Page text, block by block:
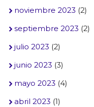
noviembre 2023 (2)
septiembre 2023 (2)
julio 2023 (2)
junio 2023 (3)
mayo 2023 (4)
abril 2023 (1)